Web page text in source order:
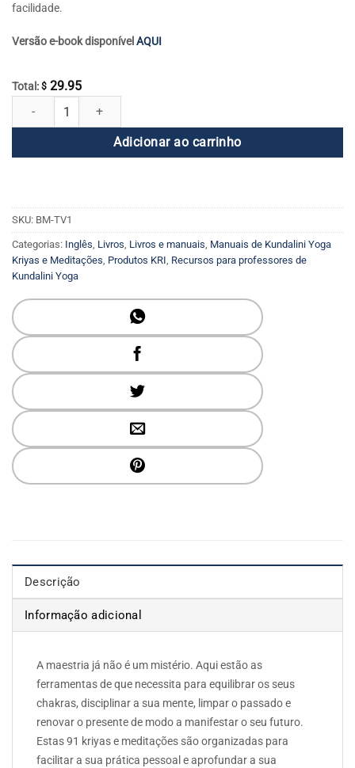
facilidade.
Versão e-book disponível AQUI
Total: $ 29.95
Dominando o Self - Transformação Volume Um quantidade
Adicionar ao carrinho
SKU: BM-TV1
Categorias: Inglês, Livros, Livros e manuais, Manuais de Kundalini Yoga
Kriyas e Meditações, Produtos KRI, Recursos para professores de
Kundalini Yoga
Descrição
Informação adicional
A maestria já não é um mistério. Aqui estão as
ferramentas de que necessita para equilibrar os seus
chakras, disciplinar a sua mente, limpar o passado e
renovar o presente de modo a manifestar o seu futuro.
Estas 91 kriyas e meditações são organizadas para
facilitar a sua prática pessoal e aprofundar a sua